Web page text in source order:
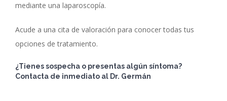
mediante una laparoscopía.
Acude a una cita de valoración para conocer todas tus
opciones de tratamiento.
¿Tienes sospecha o presentas algún síntoma?
Contacta de inmediato al Dr. Germán
Emergencias: 55 4035 6081
REDES SOCIALES: